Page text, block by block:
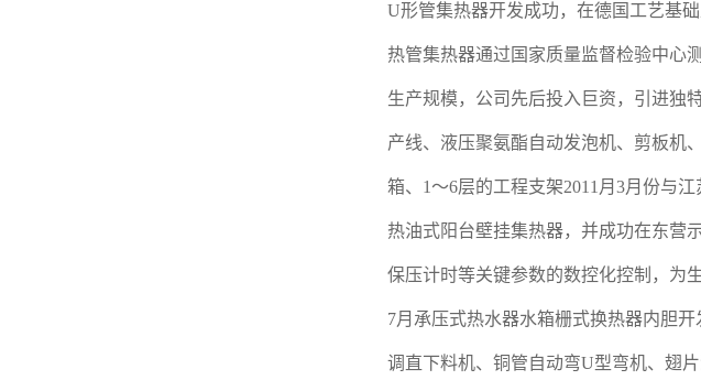
U形管集热器开发成功，在德国工艺基
热管集热器通过国家质量监督检验中心
生产规模，公司先后投入巨资，引进独
产线、液压聚氨酯自动发泡机、剪板机
箱、1～6层的工程支架2011月3月份与
热油式阳台壁挂集热器，并成功在东营
保压计时等关键参数的数控化控制，为
7月承压式热水器水箱栅式换热器内胆
调直下料机、铜管自动弯U型弯机、翅